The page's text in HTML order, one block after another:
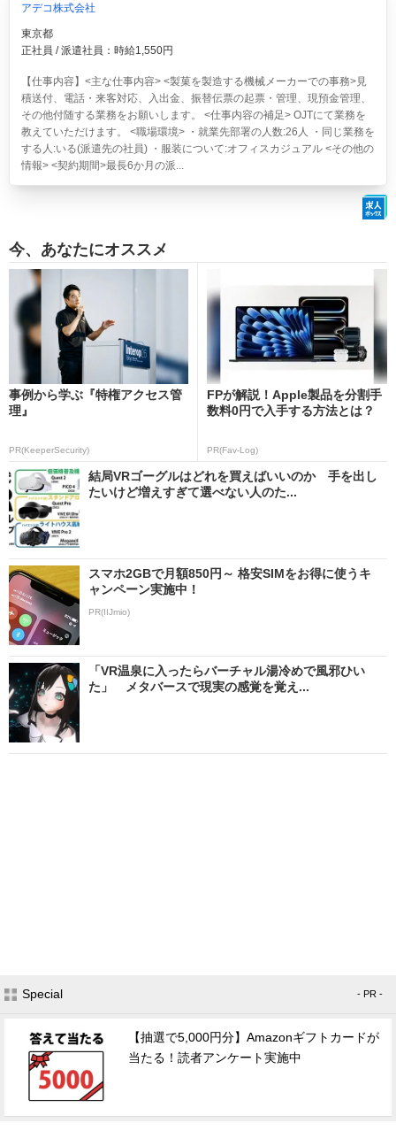
アデコ株式会社
東京都
正社員 / 派遣社員：時給1,550円
【仕事内容】<主な仕事内容> <製菓を製造する機械メーカーでの事務>見
積送付、電話・来客対応、入出金、振替伝票の起票・管理、現預金管理、
その他付随する業務をお願いします。 <仕事内容の補足> OJTにて業務を
教えていただけます。 <職場環境> ・就業先部署の人数:26人 ・同じ業務を
する人:いる(派遣先の社員) ・服装について:オフィスカジュアル <その他の
情報> <契約期間>最長6か月の派...
今、あなたにオススメ
事例から学ぶ『特権アクセス管
理』
PR(KeeperSecurity)
FPが解説！Apple製品を分割手
数料0円で入手する方法とは？
PR(Fav-Log)
結局VRゴーグルはどれを買えばいいのか 手を出し
たいけど増えすぎて選べない人のた...
スマホ2GBで月額850円～ 格安SIMをお得に使うキ
ャンペーン実施中！
PR(IIJmio)
「VR温泉に入ったらバーチャル湯冷めで風邪ひい
た」 メタバースで現実の感覚を覚え...
Special - PR -
【抽選で5,000円分】Amazonギフトカードが
当たる！読者アンケート実施中